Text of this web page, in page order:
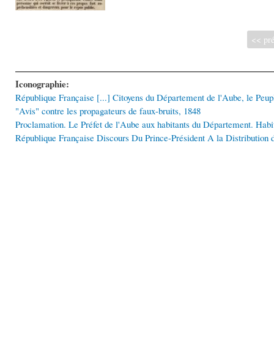
<<
Iconographie:
République Française [...] Citoyens du Département de l'Aube, le
"Avis" contre les propagateurs de faux-bruits, 1848
Proclamation. Le Préfet de l'Aube aux habitants du Département.
République Française Discours Du Prince-Président A la Distribution